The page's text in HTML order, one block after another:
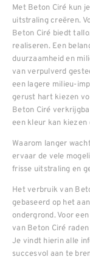
Met Beton Ciré kun
uitstraling creëren.
Beton Ciré biedt
realiseren. Een
duurzaamheid en
van verpulverd
een lagere milieu-
gerust hart kiezen
Beton Ciré
een kleur kan
Waarom langer
ervaar de vele
frisse uitstraling en
Het verbruik van
gebaseerd op het
ondergrond. Voor
van Beton Ciré
Je vindt hierin alle
succesvol aan te